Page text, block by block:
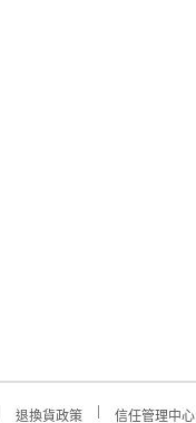
退換貨政策 信任管理中心